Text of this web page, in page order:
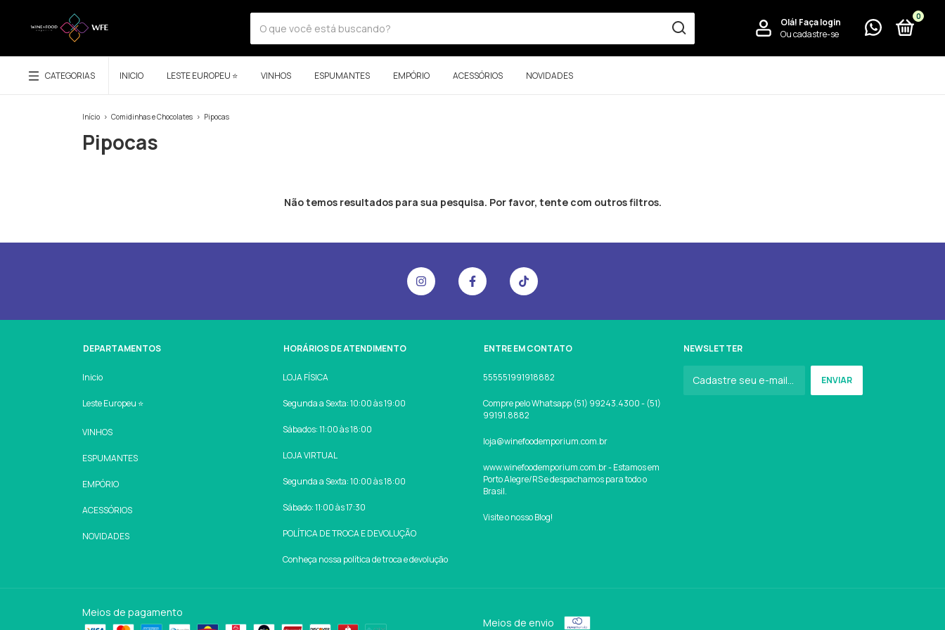
Olá! Faça login
Ou cadastre-se
0
CATEGORIAS INICIO LESTE EUROPEU ⭐ VINHOS ESPUMANTES EMPÓRIO ACESSÓRIOS NOVIDADES
Início > Comidinhas e Chocolates > Pipocas
Pipocas
Não temos resultados para sua pesquisa. Por favor, tente com outros filtros.
DEPARTAMENTOS
Inicio
Leste Europeu ⭐
VINHOS
ESPUMANTES
EMPÓRIO
ACESSÓRIOS
NOVIDADES
HORÁRIOS DE ATENDIMENTO
LOJA FÍSICA
Segunda a Sexta: 10:00 às 19:00
Sábados: 11:00 às 18:00
LOJA VIRTUAL
Segunda a Sexta: 10:00 às 18:00
Sábado: 11:00 às 17:30
POLÍTICA DE TROCA E DEVOLUÇÃO
Conheça nossa política de troca e devolução
ENTRE EM CONTATO
555551991918882
Compre pelo Whatsapp (51) 99243.4300 - (51)
99191.8882
loja@winefoodemporium.com.br
www.winefoodemporium.com.br - Estamos em
Porto Alegre/RS e despachamos para todo o
Brasil.
Visite o nosso Blog!
NEWSLETTER
Meios de pagamento
Meios de envio